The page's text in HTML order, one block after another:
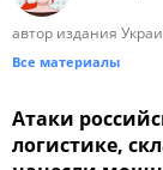
автор издания
Все материалы
Атаки
логистике,